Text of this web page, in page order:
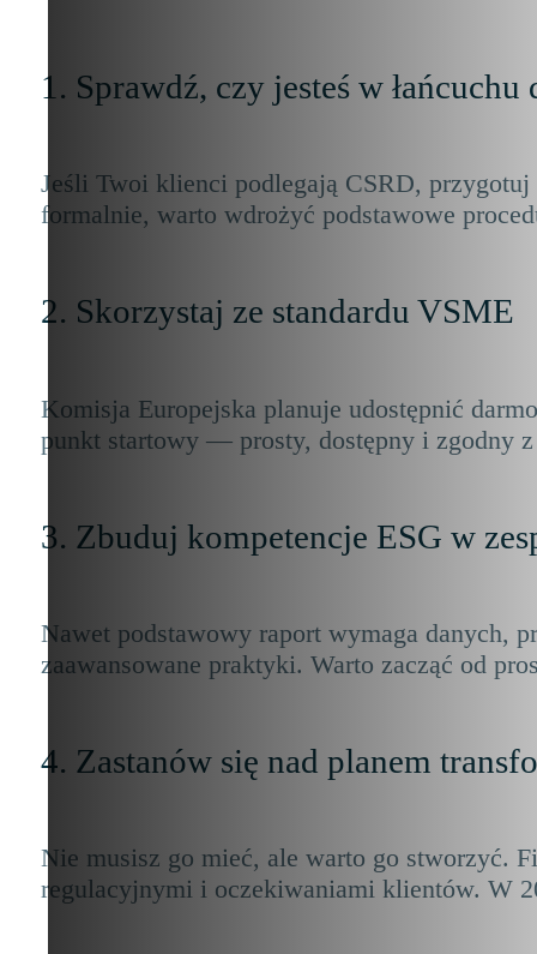
1. Sprawdź, czy jesteś w
Jeśli Twoi klienci podlegają CSRD,
formalnie, warto wdrożyć podstawowe
2. Skorzystaj ze standardu VSME
Komisja Europejska planuje udostępnić
punkt startowy — prosty, dostępny i zgodny
3. Zbuduj kompetencje ESG w
Nawet podstawowy raport wymaga danych,
zaawansowane praktyki. Warto zacząć od
4. Zastanów się nad planem
Nie musisz go mieć, ale warto go stworzyć.
regulacyjnymi i oczekiwaniami klientów. W